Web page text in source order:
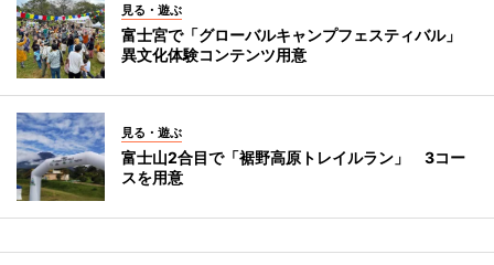
見る・遊ぶ
富士宮で「グローバルキャンプフェスティバル」
異文化体験コンテンツ用意
見る・遊ぶ
富士山2合目で「裾野高原トレイルラン」 3コー
スを用意